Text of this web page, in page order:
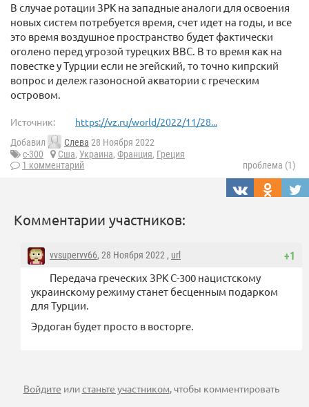
В случае ротации ЗРК на западные аналоги для освоения
новых систем потребуется время, счет идет на годы, и все
это время воздушное пространство будет фактически
оголено перед угрозой турецких ВВС. В то время как на
повестке у Турции если не эгейский, то точно кипрский
вопрос и дележ газоносной акватории с греческим
островом.
Источник: https://vz.ru/world/2022/11/28...
Добавил Слева 28 Ноября 2022
с-300
Сша, Украина, Франция, Греция
1 комментарий
проблема (1)
Комментарии участников:
+1
vvsupervv66, 28 Ноября 2022 , url
Передача греческих ЗРК С-300 нацистскому
украинскому режиму станет бесценным подарком
для Турции.
Эрдоган будет просто в восторге.
Войдите илистаньте участником, чтобы комментировать